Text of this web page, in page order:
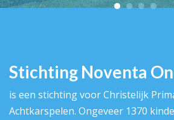
Stichting Noventa
is een stichting voor Christelijk
Achtkarspelen. Ongeveer 1370